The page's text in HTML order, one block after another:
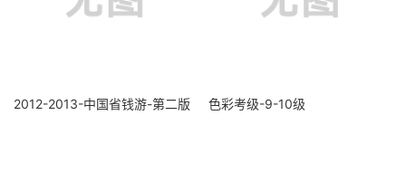
2012-2013-中国省钱游-第二版 色彩考级-9-10级